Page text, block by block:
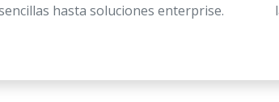
hasta soluciones enterprise.